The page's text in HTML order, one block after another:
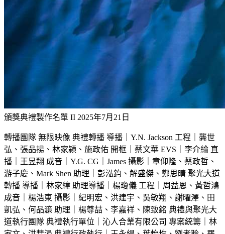
頒獎典禮製作名單 II 2025年7月21日
轉播團隊 無限映像 典禮轉播 導播｜Y.N. Jackson 工程｜龔世
弘、張品揚、林家潁、施政佑 開框｜蔡文華 EVS｜李介綸 直
播｜王昱翔 成音｜Y.G. CG｜James 攝影｜章仰隆、蔡政哲、
游子慶、Mark Shen 助理｜彭泓鈞、解盛傑、鄭思晴 聚光大道
轉播 導播｜林家緯 助理導播｜楊瓊儀 工程｜周益恩、黃哲鴻
成音｜楊浩東 攝影｜紀明宏、洪建宇、吳敏翔、謝曜澤、田
凱弘、何品濂 助理｜楊尊喆、李嘉祥、陳致銘 典禮與聚光大
道執行團隊 典禮執行單位｜沁人合業有限公司 專案統籌｜林